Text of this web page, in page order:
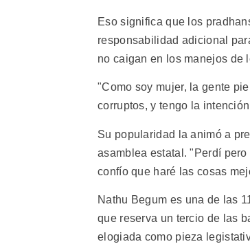
Eso significa que los
responsabilidad adicional
no caigan en los manejos de
"Como soy mujer, la gente
corruptos, y tengo la
Su popularidad la animó a
asamblea estatal. "Perdí
confío que haré las cosas
Nathu Begum es una de las
que reserva un tercio de las
elogiada como pieza